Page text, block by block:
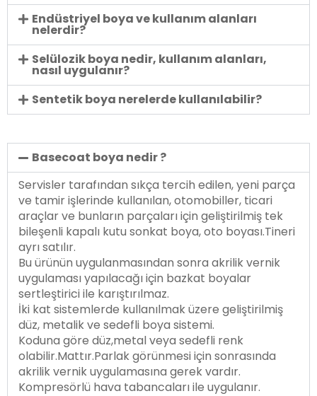
Endüstriyel boya ve kullanım alanları
nelerdir?
Selülozik boya nedir, kullanım alanları,
nasıl uygulanır?
Sentetik boya nerelerde kullanılabilir?
Basecoat boya nedir ?
Servisler tarafından sıkça tercih edilen, yeni parça
ve tamir işlerinde kullanılan, otomobiller, ticari
araçlar ve bunların parçaları için geliştirilmiş tek
bileşenli kapalı kutu sonkat boya, oto boyası.Tineri
ayrı satılır.
Bu ürünün uygulanmasından sonra akrilik vernik
uygulaması yapılacağı için bazkat boyalar
sertleştirici ile karıştırılmaz.
İki kat sistemlerde kullanılmak üzere geliştirilmiş
düz, metalik ve sedefli boya sistemi.
Koduna göre düz,metal veya sedefli renk
olabilir.Mattır.Parlak görünmesi için sonrasında
akrilik vernik uygulamasına gerek vardır.
Kompresörlü hava tabancaları ile uygulanır.